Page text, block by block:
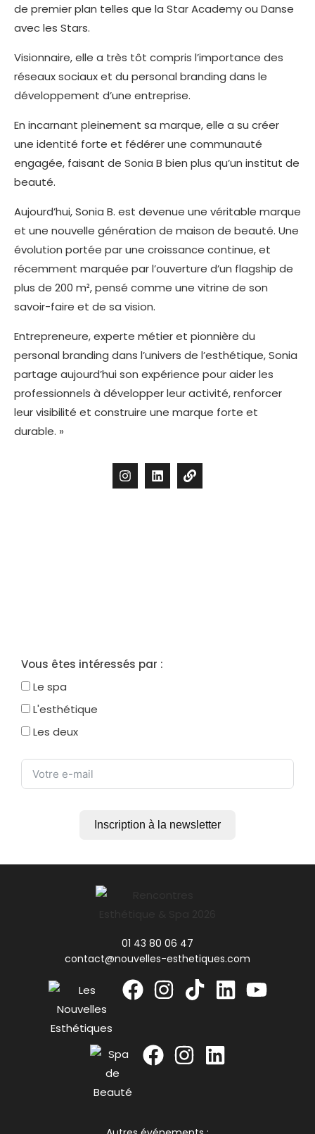
de premier plan telles que la Star Academy ou Danse
avec les Stars.
Visionnaire, elle a très tôt compris l’importance des
réseaux sociaux et du personal branding dans le
développement d’une entreprise.
En incarnant pleinement sa marque, elle a su créer
une identité forte et fédérer une communauté
engagée, faisant de Sonia B bien plus qu’un institut de
beauté.
Aujourd’hui, Sonia B. est devenue une véritable marque
et une nouvelle génération de maison de beauté. Une
évolution portée par une croissance continue, et
récemment marquée par l’ouverture d’un flagship de
plus de 200 m², pensé comme une vitrine de son
savoir-faire et de sa vision.
Entrepreneure, experte métier et pionnière du
personal branding dans l’univers de l’esthétique, Sonia
partage aujourd’hui son expérience pour aider les
professionnels à développer leur activité, renforcer
leur visibilité et construire une marque forte et
durable. »
Vous êtes intéressés par :
Le spa
L'esthétique
Les deux
Inscription à la newsletter
01 43 80 06 47
contact@nouvelles-esthetiques.com